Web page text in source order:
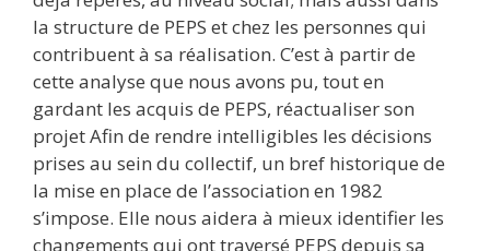
la structure de PEPS et chez les personnes qui
contribuent à sa réalisation. C’est à partir de
cette analyse que nous avons pu, tout en
gardant les acquis de PEPS, réactualiser son
projet Afin de rendre intelligibles les décisions
prises au sein du collectif, un bref historique de
la mise en place de l’association en 1982
s’impose. Elle nous aidera à mieux identifier les
changements qui ont traversé PEPS depuis sa